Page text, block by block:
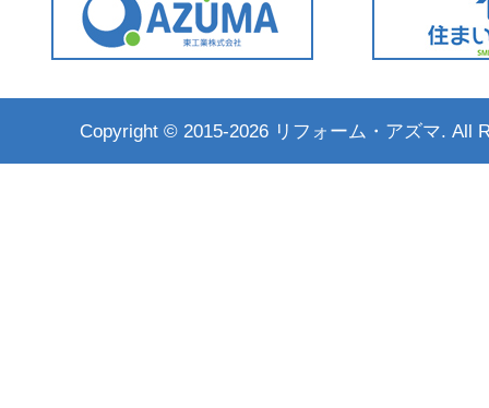
Copyright © 2015-2026 リフォーム・アズマ. All